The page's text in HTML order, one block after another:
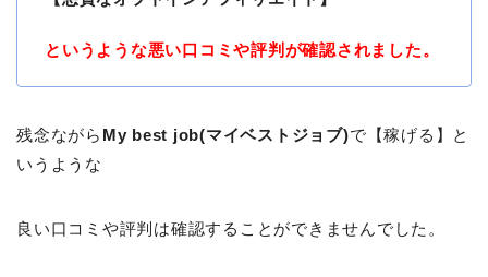
というような悪い口コミや評判が確認されました。
残念ながら My best job(マイベストジョブ)で【稼げる】と
いうような
良い口コミや評判は確認することができませんでした。